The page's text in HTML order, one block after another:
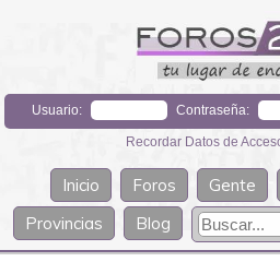
Usuario: Contraseña:
Recordar Datos de
Inicio Foros Gente
Provincias
Blog